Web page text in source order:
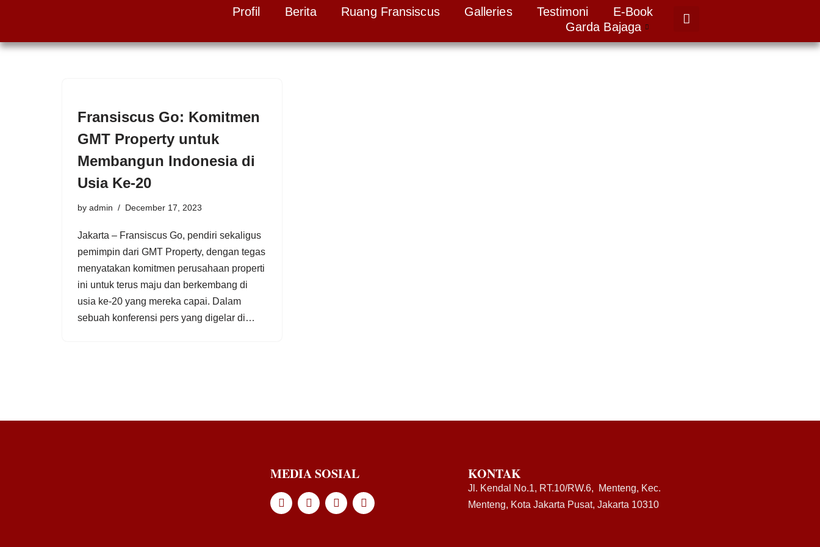
to
Profil Berita Ruang Fransiscus Galleries Testimoni
E-Book
Garda Bajaga
Fransiscus Go: Komitmen
GMT Property untuk
Membangun Indonesia di
Usia Ke-20
by admin December 17, 2023
Jakarta – Fransiscus Go, pendiri sekaligus
pemimpin dari GMT Property, dengan tegas
menyatakan komitmen perusahaan properti
ini untuk terus maju dan berkembang di
usia ke-20 yang mereka capai. Dalam
sebuah konferensi pers yang digelar di…
MEDIA SOSIAL KONTAK
Jl. Kendal No.1, RT.10/RW.6, Menteng, Kec.
Menteng, Kota Jakarta Pusat, Jakarta 10310